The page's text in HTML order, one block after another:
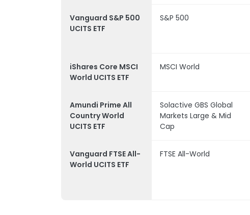
Vanguard S&P 500
UCITS ETF
S&P 500
iShares Core MSCI
World UCITS ETF
MSCI World
Amundi Prime All
Country World
UCITS ETF
Solactive GBS Global
Markets Large & Mid
Cap
Vanguard FTSE All-
World UCITS ETF
FTSE All-World